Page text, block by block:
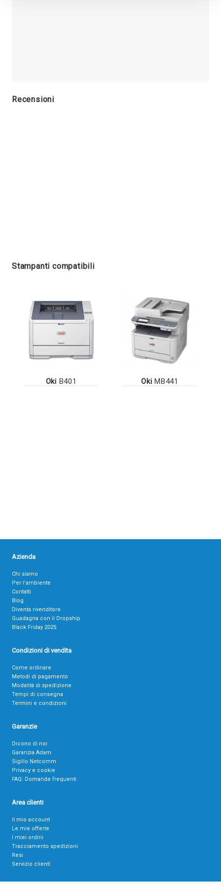
Recensioni
Stampanti compatibili
Oki B401 Oki MB441
Azienda
Chi siamo
Per l’ambiente
Contatti
Blog
Diventa rivenditore
Guadagna con il Dropship
Black Friday 2025
Condizioni di vendita
Come ordinare
Metodi di pagamento
Modalità di spedizione
Tempi di consegna
Termini e condizioni
Garanzie
Dicono di noi
Garanzia Adam
Sigillo Netcomm
Privacy e cookie
FAQ: Domande frequenti
Area clienti
Il mio account
Le mie offerte
I miei ordini
Tracciamento spedizioni
Resi
Servizio clienti